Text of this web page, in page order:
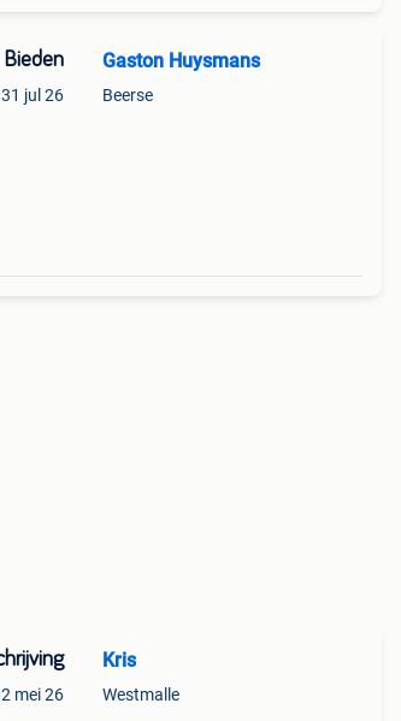
Bieden
31 jul 26
Gaston Huysmans
Beerse
mei 26
Kris
Westmalle